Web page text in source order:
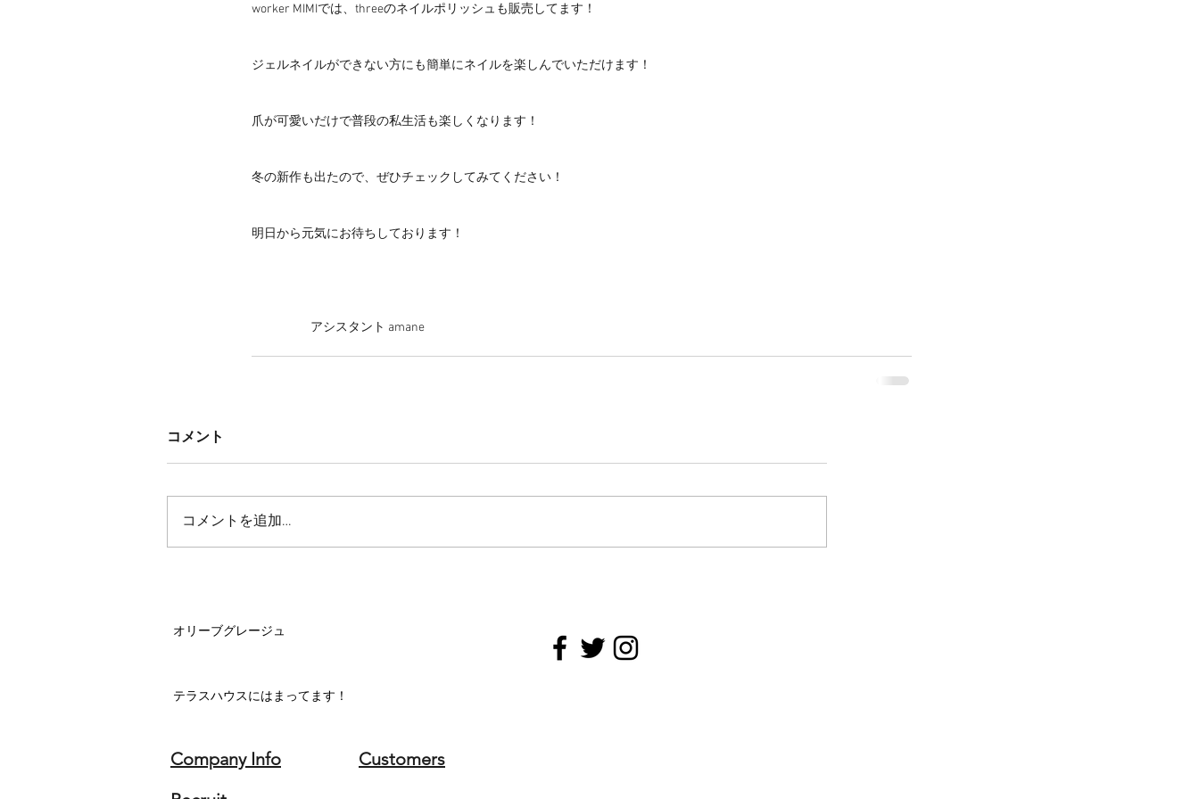
worker MIMIでは、threeのネイルポリッシュも販売してます！
ジェルネイルができない方にも簡単にネイルを楽しんでいただけます！
爪が可愛いだけで普段の私生活も楽しくなります！
冬の新作も出たので、ぜひチェックしてみてください！
明日から元気にお待ちしております！
                      アシスタント amane
コメント
コメントを追加…
オリーブグレージュ
テラスハウスにはまってます！
Company Info
Customers